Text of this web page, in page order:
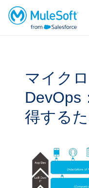
マイク
DevOps
得する